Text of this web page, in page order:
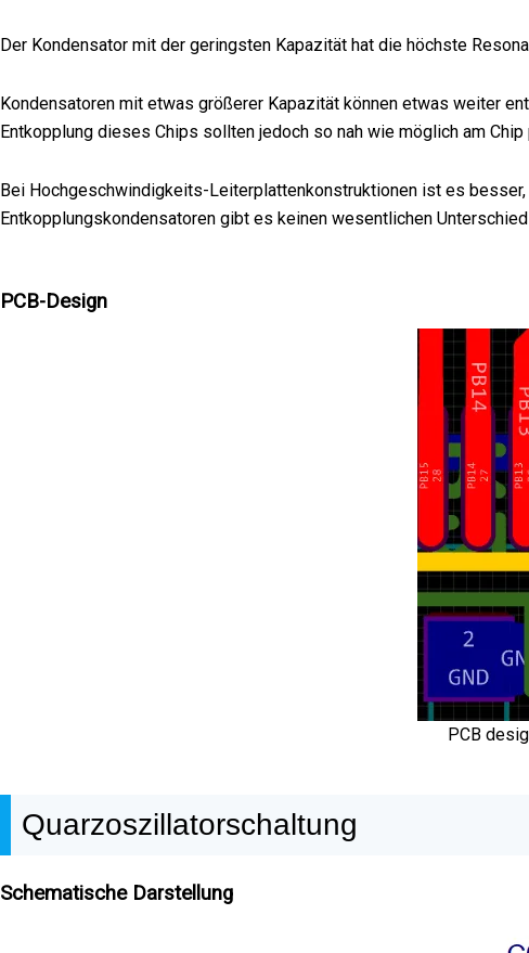
Der Kondensator mit der geringsten Kapazität hat die höchste
Kondensatoren mit etwas größerer Kapazität können etwas weiter
Entkopplung dieses Chips sollten jedoch so nah wie möglich am
Bei Hochgeschwindigkeits-Leiterplattenkonstruktionen ist es
Entkopplungskondensatoren gibt es keinen wesentlichen
PCB-Design
PCB
Quarzoszillatorschaltung
Schematische Darstellung